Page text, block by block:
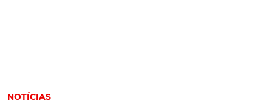
NOTÍCIAS